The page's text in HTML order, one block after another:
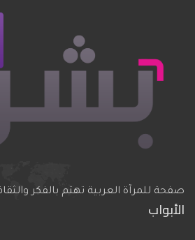
صفحة للمرآة العربية تهتم بالفكر
الأبواب